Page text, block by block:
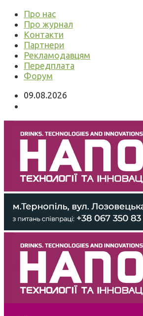
Про нас
Про журнал
Контакти
Партнери
Рекламодавцям
Передплата
Форум
09.08.2026